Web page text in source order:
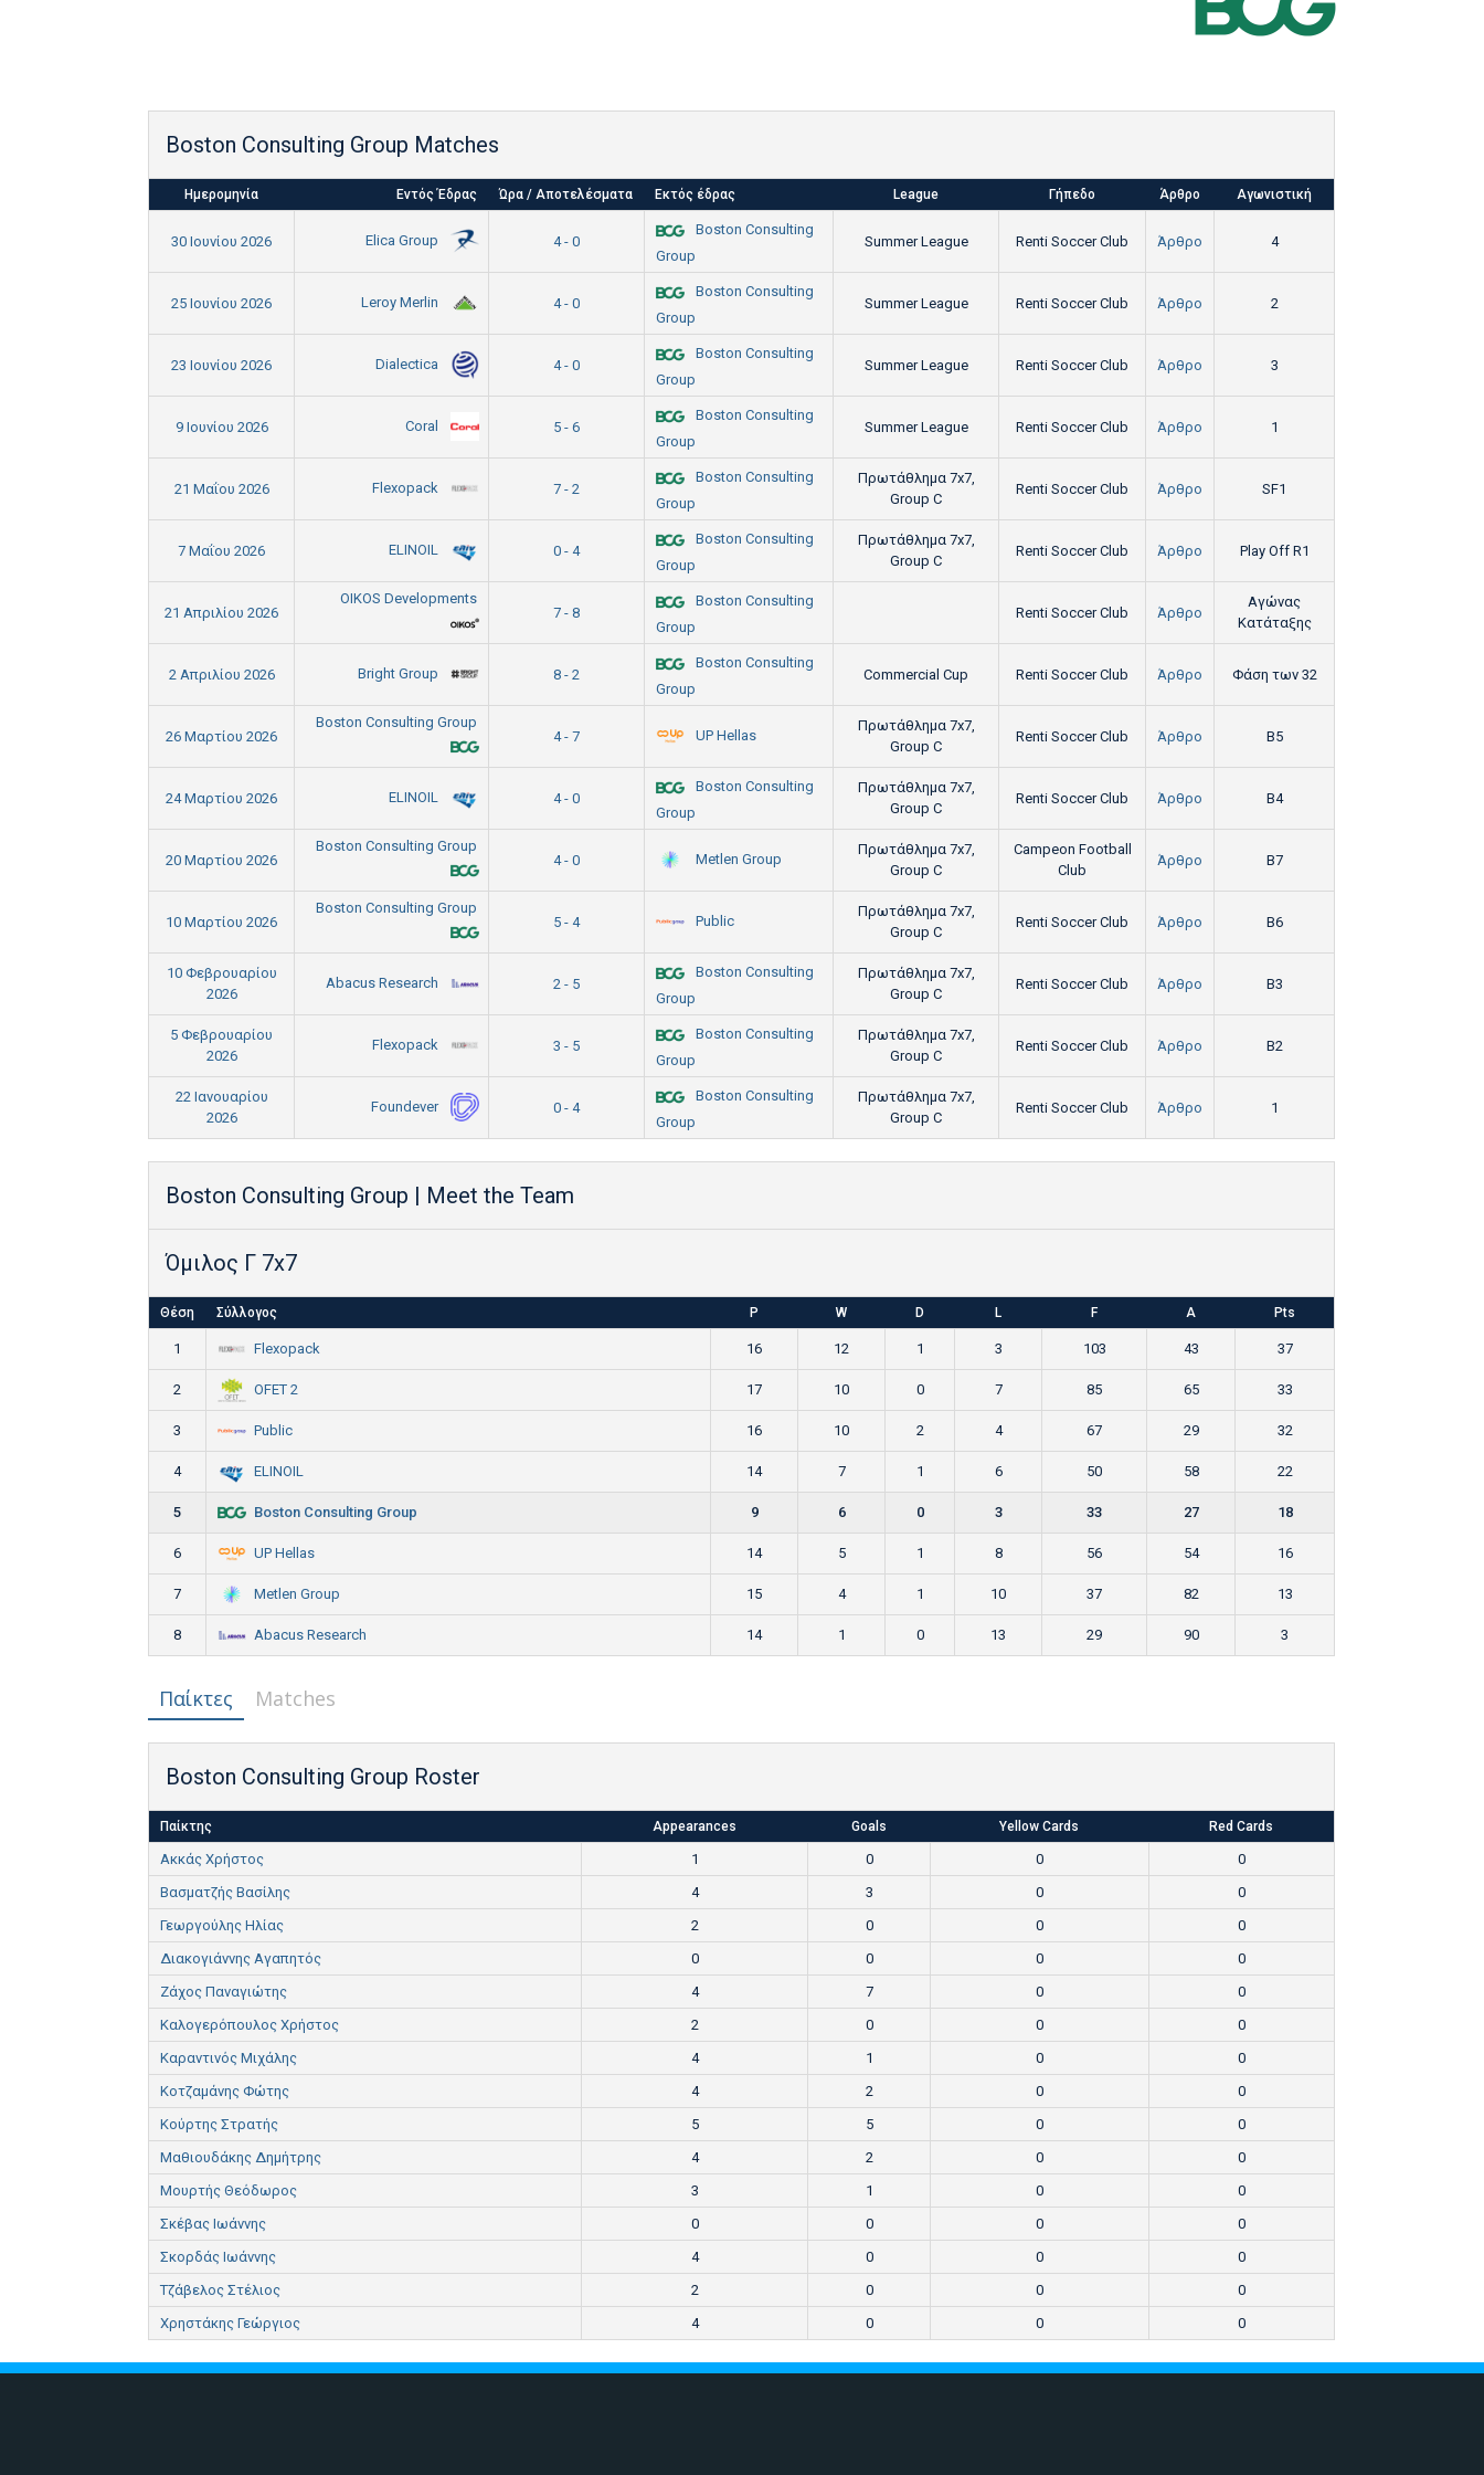
Boston Consulting Group Matches
Ημερομηνία Εντός Έδρας Ώρα / Αποτελέσματα Εκτός έδρας League Γήπεδο Άρθρο Αγωνιστική
30 Ιουνίου 2026 Elica Group 4 - 0
Boston Consulting
Group
Summer League Renti Soccer Club Άρθρο 4
25 Ιουνίου 2026 Leroy Merlin 4 - 0
Boston Consulting
Group
Summer League Renti Soccer Club Άρθρο 2
23 Ιουνίου 2026 Dialectica 4 - 0
Boston Consulting
Group
Summer League Renti Soccer Club Άρθρο 3
9 Ιουνίου 2026 Coral 5 - 6
Boston Consulting
Group
Summer League Renti Soccer Club Άρθρο 1
21 Μαΐου 2026 Flexopack 7 - 2
Boston Consulting
Group
Πρωτάθλημα 7x7,
Group C
Renti Soccer Club Άρθρο SF1
7 Μαΐου 2026 ELINOIL 0 - 4
Boston Consulting
Group
Πρωτάθλημα 7x7,
Group C
Renti Soccer Club Άρθρο Play Off R1
21 Απριλίου 2026
OIKOS Developments
7 - 8
Boston Consulting
Group
Renti Soccer Club Άρθρο
Αγώνας
Κατάταξης
2 Απριλίου 2026 Bright Group 8 - 2
Boston Consulting
Group
Commercial Cup Renti Soccer Club Άρθρο Φάση των 32
26 Μαρτίου 2026
Boston Consulting Group
4 - 7
UP Hellas
Πρωτάθλημα 7x7,
Group C
Renti Soccer Club Άρθρο B5
24 Μαρτίου 2026 ELINOIL 4 - 0
Boston Consulting
Group
Πρωτάθλημα 7x7,
Group C
Renti Soccer Club Άρθρο B4
20 Μαρτίου 2026
Boston Consulting Group
4 - 0
Metlen Group
Πρωτάθλημα 7x7,
Group C
Campeon Football
Club
Άρθρο B7
10 Μαρτίου 2026
Boston Consulting Group
5 - 4
Public
Πρωτάθλημα 7x7,
Group C
Renti Soccer Club Άρθρο B6
10 Φεβρουαρίου
2026
Abacus Research 2 - 5
Boston Consulting
Group
Πρωτάθλημα 7x7,
Group C
Renti Soccer Club Άρθρο B3
5 Φεβρουαρίου
2026
Flexopack 3 - 5
Boston Consulting
Group
Πρωτάθλημα 7x7,
Group C
Renti Soccer Club Άρθρο B2
22 Ιανουαρίου
2026
Foundever 0 - 4
Boston Consulting
Group
Πρωτάθλημα 7x7,
Group C
Renti Soccer Club Άρθρο 1
Boston Consulting Group | Meet the Team
Όμιλος Γ 7x7
Θέση Σύλλογος P W D L F A Pts
1 Flexopack 16 12 1 3 103 43 37
2 OFET 2 17 10 0 7 85 65 33
3 Public 16 10 2 4 67 29 32
4 ELINOIL 14 7 1 6 50 58 22
5 Boston Consulting Group 9 6 0 3 33 27 18
6 UP Hellas 14 5 1 8 56 54 16
7 Metlen Group 15 4 1 10 37 82 13
8 Abacus Research 14 1 0 13 29 90 3
Παίκτες Matches
Boston Consulting Group Roster
Παίκτης Appearances Goals Yellow Cards Red Cards
Ακκάς Χρήστος 1 0 0
0
Βασματζής Βασίλης
4 3 0
0
Γεωργούλης Ηλίας
2 0 0
0
Διακογιάννης Αγαπητός
0 0 0
0
Ζάχος Παναγιώτης
4 7 0
0
Καλογερόπουλος Χρήστος
2 0 0
0
Καραντινός Μιχάλης
4 1 0
0
Κοτζαμάνης Φώτης
4 2 0
0
Κούρτης Στρατής
5 5 0
0
Μαθιουδάκης Δημήτρης
4 2 0
0
Μουρτής Θεόδωρος
3 1 0
0
Σκέβας Ιωάννης
0 0 0
0
Σκορδάς Ιωάννης
4 0 0
0
Τζάβελος Στέλιος
2 0 0
0
Χρηστάκης Γεώργιος
4 0 0 0